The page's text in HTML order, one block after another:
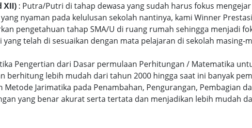
XII) : Putra/Putri di tahap dewasa yang sudah harus fokus
nyaman pada kelulusan sekolah nantinya, kami Winner
pengetahuan tahap SMA/U di ruang rumah sehingga menjadi
telah di sesuaikan dengan mata pelajaran di sekolah
Pengertian dari Dasar permulaan Perhitungan / Matematika
berhitung lebih mudah dari tahun 2000 hingga saat ini banyak
Metode Jarimatika pada Penambahan, Pengurangan, Pembagian
yang benar akurat serta tertata dan menjadikan lebih mudah